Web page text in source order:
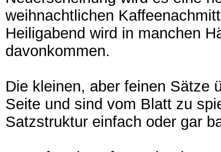
weihnachtlichen
Heiligabend wird in manchen
davonkommen.
Die kleinen, aber feinen Sätze
Seite und sind vom Blatt zu
Satzstruktur einfach oder gar